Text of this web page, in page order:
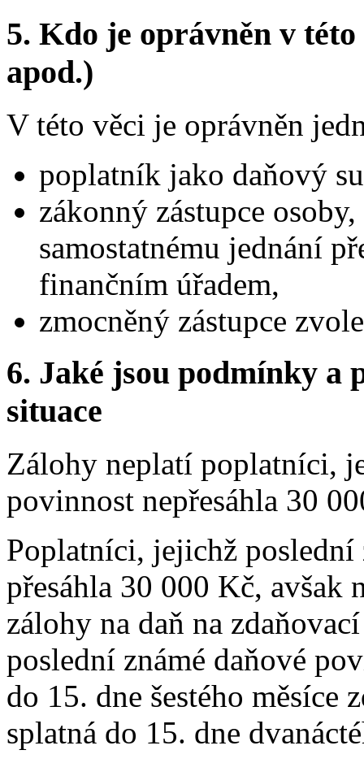
5. Kdo je oprávněn v
apod.)
V této věci je oprávněn
poplatník jako daňový
zákonný zástupce
samostatnému jednání
finančním úřadem,
zmocněný zástupce
6. Jaké jsou podmínky a
situace
Zálohy neplatí poplatníci,
povinnost nepřesáhla 30
Poplatníci, jejichž poslední
přesáhla 30 000 Kč, avšak
zálohy na daň na
poslední známé daňové
do 15. dne šestého měsíce
splatná do 15. dne